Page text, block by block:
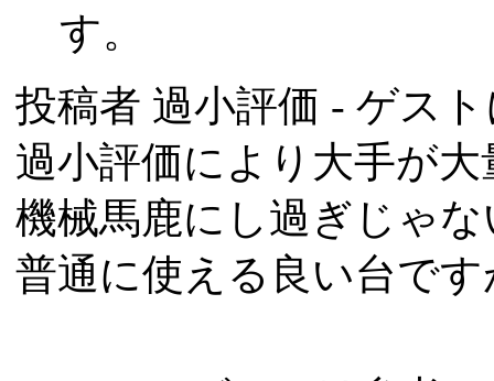
す。
投稿者 過小評価 - ゲス
過小評価により大手が
機械馬鹿にし過ぎじゃ
普通に使える良い台で